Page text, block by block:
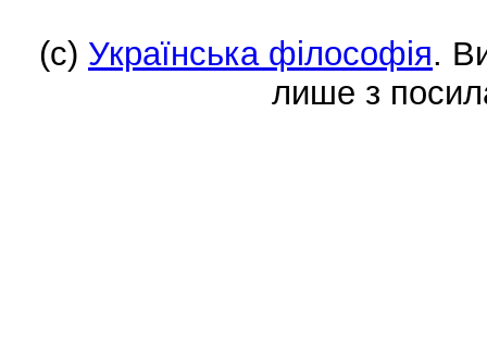
(c) Українська філософія.
лише з